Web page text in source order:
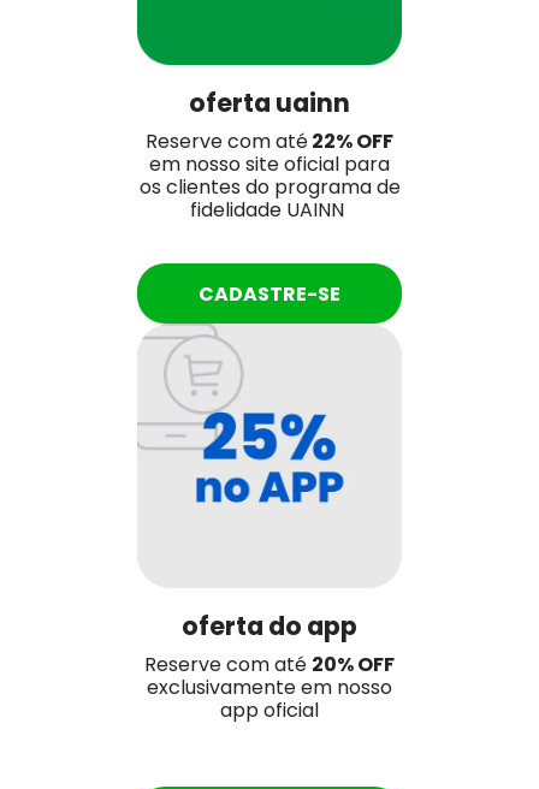
oferta uainn
Reserve com até22% OFF
em nosso site oficial para
os clientes do programa de
fidelidade UAINN
CADASTRE-SE
oferta do app
Reserve com até 20% OFF
exclusivamente em nosso
app oficial